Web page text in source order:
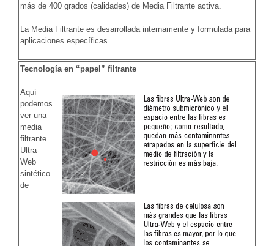
más de 400 grados (calidades) de Media Filtrante activa.
La Media Filtrante es desarrollada internamente y formulada para
aplicaciones específicas
Tecnología en “papel” filtrante
Aquí
podemos
ver una
media
filtrante
Ultra-
Web
sintético
de